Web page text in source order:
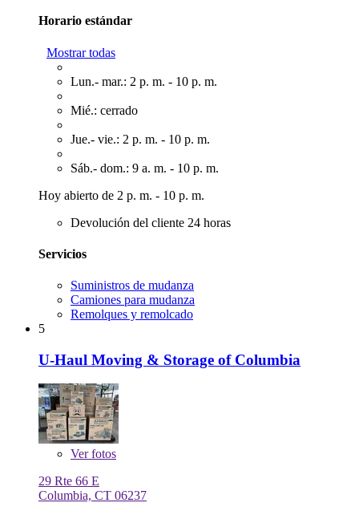
Horario estándar
Mostrar todas
Lun.- mar.: 2 p. m. - 10 p. m.
Mié.: cerrado
Jue.- vie.: 2 p. m. - 10 p. m.
Sáb.- dom.: 9 a. m. - 10 p. m.
Hoy abierto de 2 p. m. - 10 p. m.
Devolución del cliente 24 horas
Servicios
Suministros de mudanza
Camiones para mudanza
Remolques y remolcado
5
U-Haul Moving & Storage of Columbia
Verfotos
29 Rte 66 E
Columbia, CT 06237